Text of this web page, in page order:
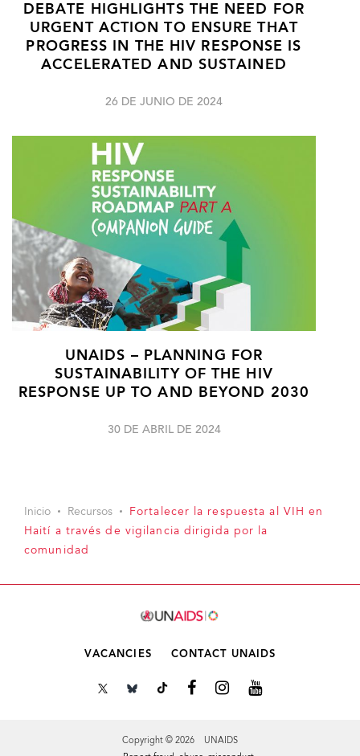
DEBATE HIGHLIGHTS THE NEED FOR
URGENT ACTION TO ENSURE THAT
PROGRESS IN THE HIV RESPONSE IS
ACCELERATED AND SUSTAINED
26 DE JUNIO DE 2024
UNAIDS – PLANNING FOR
SUSTAINABILITY OF THE HIV
RESPONSE UP TO AND BEYOND 2030
30 DE ABRIL DE 2024
Inicio Recursos
Fortalecer la respuesta al VIH en
Haití a través de vigilancia dirigida por la
comunidad
VACANCIES CONTACT UNAIDS
Copyright © 2026 UNAIDS